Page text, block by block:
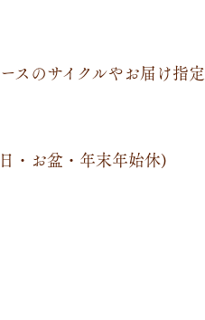
スのサイクルやお届け指
・お盆・年末年始休)